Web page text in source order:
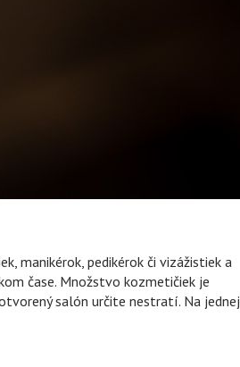
manikérok, pedikérok či vizážistiek a
čase. Množstvo kozmetičiek je
salón určite nestratí. Na jednej